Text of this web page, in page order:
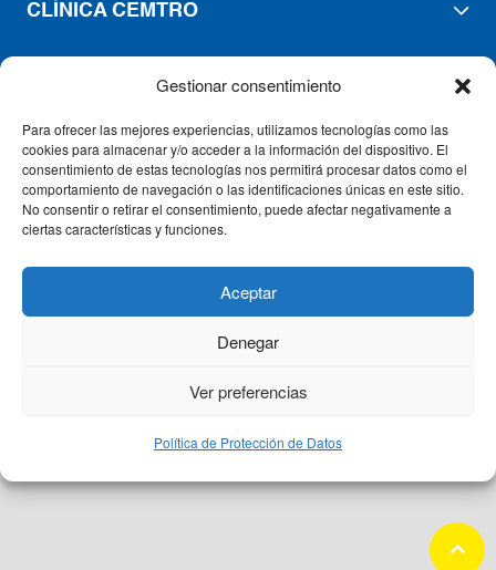
Gestionar consentimiento
Para ofrecer las mejores experiencias, utilizamos tecnologías como las
cookies para almacenar y/o acceder a la información del dispositivo. El
consentimiento de estas tecnologías nos permitirá procesar datos como el
comportamiento de navegación o las identificaciones únicas en este sitio.
No consentir o retirar el consentimiento, puede afectar negativamente a
ciertas características y funciones.
Aceptar
Denegar
Ver preferencias
Política de Protección de Datos
keyboard_arrow_up
CLÍNICA CEMTRO
QUIÉNES SOMOS
PACIENTE CEMTRO
CONTACTO
Protección de datosPolítica de Cookies